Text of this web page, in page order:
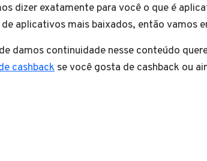
dizer exatamente para você o que é
aplicativos mais baixados, então vamos
damos continuidade nesse conteúdo
cashback se você gosta de cashback ou